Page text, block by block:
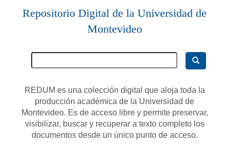
Repositorio Digital de la Universidad de
Montevideo
REDUM es una colección digital que aloja toda la
producción académica de la Universidad de
Montevideo. Es de acceso libre y permite preservar,
visibilizar, buscar y recuperar a texto completo los
documentos desde un único punto de acceso.